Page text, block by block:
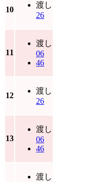
10
渡し
26
11
渡し
06
46
12
渡し
26
13
渡し
06
46
渡し